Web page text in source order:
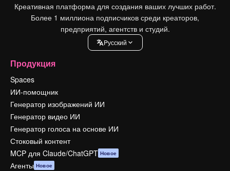
Креативная платформа для создания ваших лучших работ.
Более 1 миллиона подписчиков среди креаторов,
предприятий, агентств и студий.
Pусский
Продукция
Spaces
ИИ-помощник
Генератор изображений ИИ
Генератор видео ИИ
Генератор голоса на основе ИИ
Стоковый контент
MCP для Claude/ChatGPT Новое
Агенты Новое